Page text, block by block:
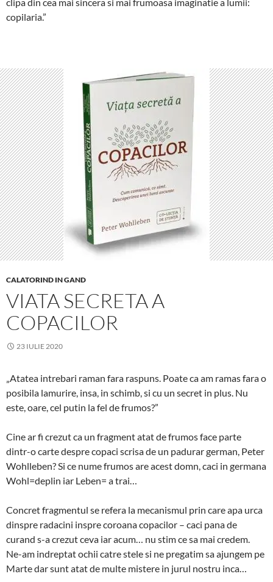
copilaria.”
CALATORIND IN GAND
VIATA SECRETA A
COPACILOR
23 IULIE 2020
„Atatea intrebari raman fara raspuns. Poate ca am ramas fara o
posibila lamurire, insa, in schimb, si cu un secret in plus. Nu
este, oare, cel putin la fel de frumos?”
Cine ar fi crezut ca un fragment atat de frumos face parte
dintr-o carte despre copaci scrisa de un padurar german, Peter
Wohlleben? Si ce nume frumos are acest domn, caci in germana
Wohl=deplin iar Leben= a trai…
Concret fragmentul se refera la mecanismul prin care apa urca
dinspre radacini inspre coroana copacilor – caci pana de
curand s-a crezut ceva iar acum… nu stim ce sa mai credem.
Ne-am indreptat ochii catre stele si ne pregatim sa ajungem pe
Marte dar sunt atat de multe mistere in jurul nostru inca…